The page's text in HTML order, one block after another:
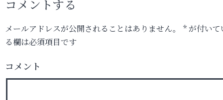
コメントする
メールアドレスが公開されることはありません。 *が付いて
る欄は必須項目です
コメント